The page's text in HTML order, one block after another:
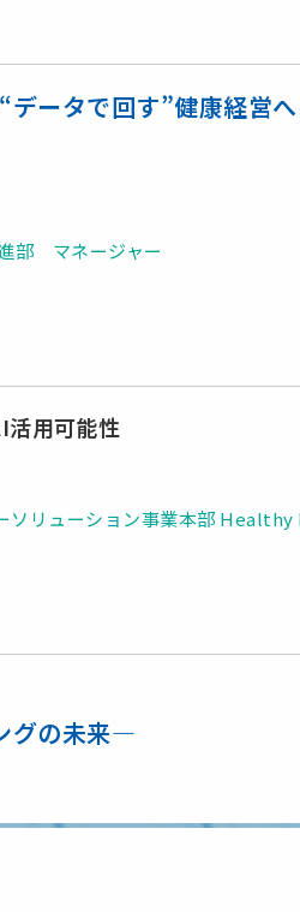
ータで回す”健康経営
部 マネージャー
用可能性
ソリューション事業本部
グの未来―